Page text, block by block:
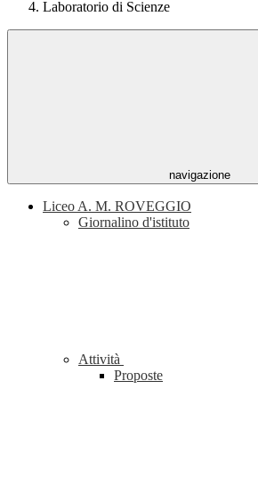
Laboratorio di Scienze
navigazione
Liceo A. M. ROVEGGIO
Giornalino d'istituto
Attività
Proposte